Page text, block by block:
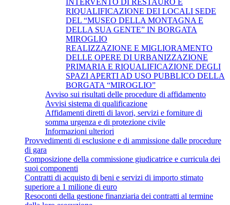
RIQUALIFICAZIONE DEI LOCALI SEDE
DEL “MUSEO DELLA MONTAGNA E
DELLA SUA GENTE” IN BORGATA
MIROGLIO
REALIZZAZIONE E MIGLIORAMENTO
DELLE OPERE DI URBANIZZAZIONE
PRIMARIA E RIQUALIFICAZIONE DEGLI
SPAZI APERTI AD USO PUBBLICO DELLA
BORGATA “MIROGLIO”
Avviso sui risultati delle procedure di affidamento
Avvisi sistema di qualificazione
Affidamenti diretti di lavori, servizi e forniture di
somma urgenza e di protezione civile
Informazioni ulteriori
Provvedimenti di esclusione e di ammissione dalle procedure
di gara
Composizione della commissione giudicatrice e curricula dei
suoi componenti
Contratti di acquisto di beni e servizi di importo stimato
superiore a 1 milione di euro
Resoconti della gestione finanziaria dei contratti al termine